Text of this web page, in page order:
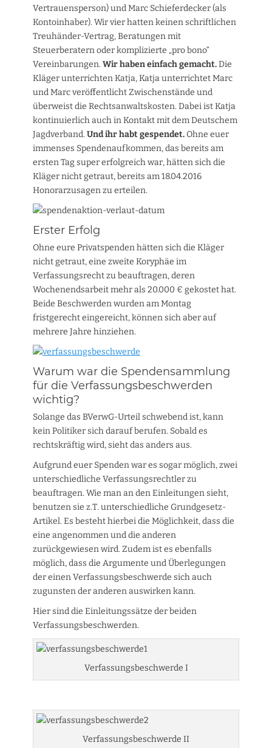
Vertrauensperson) und Marc Schieferdecker (als
Kontoinhaber). Wir vier hatten keinen schriftlichen
Treuhänder-Vertrag, Beratungen mit
Steuerberatern oder komplizierte „pro bono“
Vereinbarungen. Wir haben einfach gemacht.Die
Kläger unterrichten Katja, Katja unterrichtet Marc
und Marc veröffentlicht Zwischenstände und
überweist die Rechtsanwaltskosten. Dabei ist Katja
kontinuierlich auch in Kontakt mit dem Deutschem
Jagdverband. Und ihr habt gespendet.Ohne euer
immenses Spendenaufkommen, das bereits am
ersten Tag super erfolgreich war, hätten sich die
Kläger nicht getraut, bereits am 18.04.2016
Honorarzusagen zu erteilen.
Erster Erfolg
Ohne eure Privatspenden hätten sich die Kläger
nicht getraut, eine zweite Koryphäe im
Verfassungsrecht zu beauftragen, deren
Wochenendsarbeit mehr als 20.000 € gekostet hat.
Beide Beschwerden wurden am Montag
fristgerecht eingereicht, können sich aber auf
mehrere Jahre hinziehen.
Warum war die Spendensammlung
für die Verfassungsbeschwerden
wichtig?
Solange das BVerwG-Urteil schwebend ist, kann
kein Politiker sich darauf berufen. Sobald es
rechtskräftig wird, sieht das anders aus.
Aufgrund euer Spenden war es sogar möglich, zwei
unterschiedliche Verfassungsrechtler zu
beauftragen. Wie man an den Einleitungen sieht,
benutzen sie z.T. unterschiedliche Grundgesetz-
Artikel. Es besteht hierbei die Möglichkeit, dass die
eine angenommen und die anderen
zurückgewiesen wird. Zudem ist es ebenfalls
möglich, dass die Argumente und Überlegungen
der einen Verfassungsbeschwerde sich auch
zugunsten der anderen auswirken kann.
Hier sind die Einleitungssätze der beiden
Verfassungsbeschwerden.
Verfassungsbeschwerde I
Verfassungsbeschwerde II